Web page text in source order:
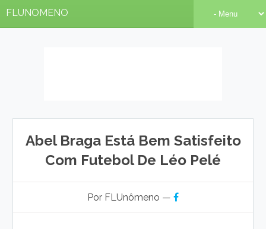
FLUNOMENO
Abel Braga Está Bem Satisfeito
Com Futebol De Léo Pelé
Por FLUnômeno —